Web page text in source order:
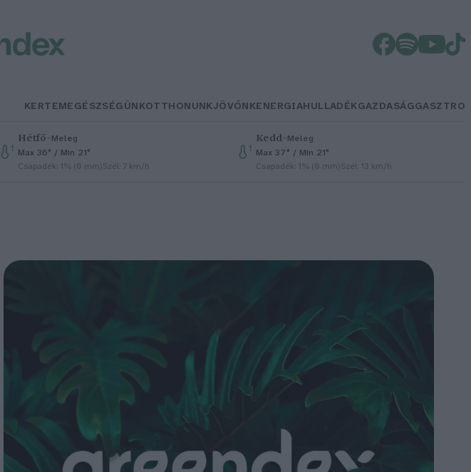
KERTEMEGÉSZSÉGÜNKOTTHONUNKJÖVŐNKENERGIAHULLADÉKGAZDASÁGGASZTRO
Hétfő–Meleg
Max 36° / Min 21°
Csapadék: 1% (0 mm)Szél: 7 km/h
Kedd–Meleg
Max 37° / Min 21°
Csapadék: 1% (0 mm)Szél: 13 km/h